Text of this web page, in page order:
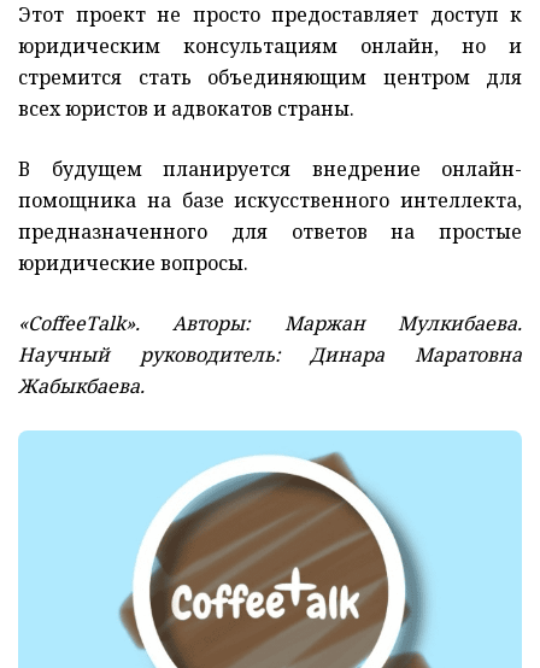
Этот проект не просто предоставляет доступ к
юридическим консультациям онлайн, но и
стремится стать объединяющим центром для
всех юристов и адвокатов страны.
В будущем планируется внедрение онлайн-
помощника на базе искусственного интеллекта,
предназначенного для ответов на простые
юридические вопросы.
«‎CoffeeTalk». Авторы: Маржан Мулкибаева.
Научный руководитель: Динара Маратовна
Жабыкбаева.